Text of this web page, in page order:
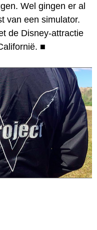
Wel gingen er al
van een simulator.
de Disney-attractie
■